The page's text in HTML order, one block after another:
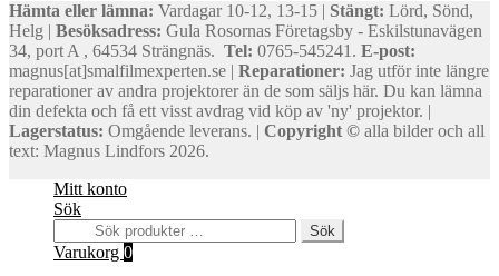
Hämta eller lämna: Vardagar 10-12, 13-15 | Stängt: Lörd, Sönd,
Helg | Besöksadress: Gula Rosornas Företagsby - Eskilstunavägen
34, port A , 64534 Strängnäs. Tel: 0765-545241. E-post:
magnus[at]smalfilmexperten.se | Reparationer: Jag utför inte längre
reparationer av andra projektorer än de som säljs här. Du kan lämna
din defekta och få ett visst avdrag vid köp av 'ny' projektor. |
Lagerstatus: Omgående leverans. | Copyright © alla bilder och all
text: Magnus Lindfors 2026.
Mitt konto
Sök
efter:
Sök
Varukorg 0